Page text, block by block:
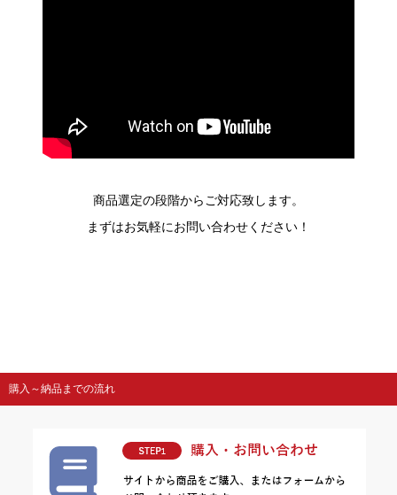
商品選定の段階からご対応致します。
まずはお気軽にお問い合わせください！
購入～納品までの流れ